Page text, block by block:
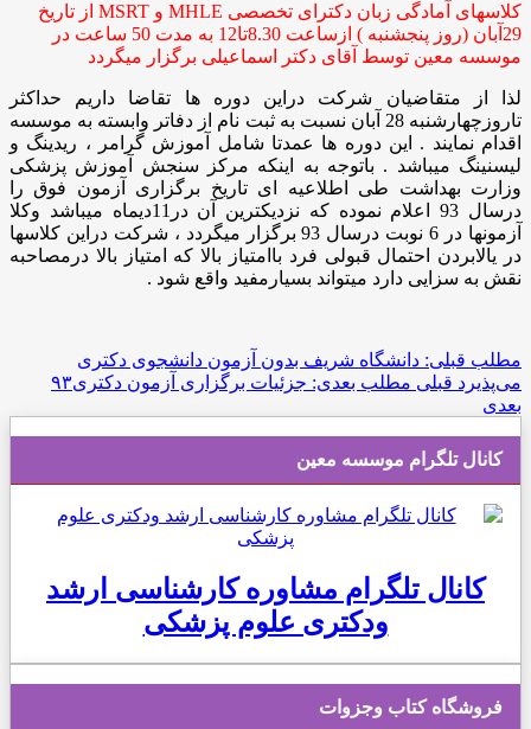
کلاسهای آمادگی زبان دکترای تخصصی MHLE و MSRT از تاریخ
29آبان (روز پنجشنبه ) ازساعت 8.30تا12 به مدت 50 ساعت در
موسسه معین توسط آقای دکتر اسماعیلی برگزار میگردد
لذا از متقاضیان شرکت دراین دوره ها تقاضا داریم حداکثر
تاروزچهارشنبه 28 آبان نسبت به ثبت نام از دفاتر وابسته به موسسه
اقدام نمایند . این دوره ها عمدتا شامل آموزش گرامر ، ریدینگ و
لیسنینگ میباشد . باتوجه به اینکه مرکز سنجش آموزش پزشکی
وزارت بهداشت طی اطلاعیه ای تاریخ برگزاری آزمون فوق را
درسال 93 اعلام نموده که نزدیکترین آن در11دیماه میباشد وکلا
آزمونها در 6 نوبت درسال 93 برگزار میگردد ، شرکت دراین کلاسها
در یالابردن احتمال قبولی فرد باامتیاز بالا که امتیاز بالا درمصاحبه
نقش به سزایی دارد میتواند بسیارمفید واقع شود .
مطلب قبلی: دانشگاه شریف بدون آزمون دانشجوی دکتری
می‌پذیرد قبلی مطلب بعدی: جزئیات برگزاری آزمون دکتری۹۳
بعدی
کانال تلگرام موسسه معین
کانال تلگرام مشاوره کارشناسی ارشد
ودکتری علوم پزشکی
فروشگاه کتاب وجزوات